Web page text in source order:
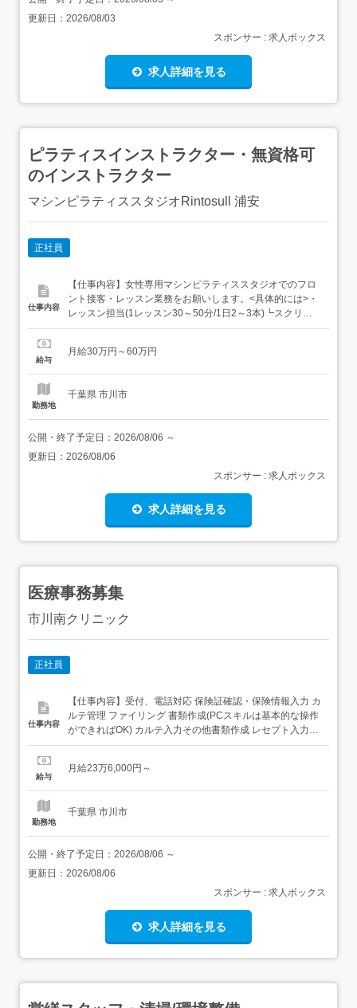
更新日： 2026/08/03
スポンサー : 求人ボックス
求人詳細を見る
ピラティスインストラクター・無資格可
のインストラクター
マシンピラティススタジオRintosull 浦安
正社員
仕事内容
【仕事内容】女性専用マシンピラティススタジオでのフロ
ント接客・レッスン業務をお願いします。<具体的には>・
レッスン担当(1レッスン30～50分/1日2～3本)┗スクリー
ン配信のレッスンで、正しいポーズへ導くサポートを行い
ど)・店舗管理(店舗清掃、在庫管理など) <インストラクタ
給与
月給30万円～60万円
勤務地
千葉県 市川市
公開・終了予定日： 2026/08/06 ～
更新日： 2026/08/06
スポンサー : 求人ボックス
求人詳細を見る
医療事務募集
市川南クリニック
正社員
仕事内容
【仕事内容】受付、電話対応 保険証確認・保険情報入力 カ
ルテ管理 ファイリング 書類作成(PCスキルは基本的な操作
ができればOK) カルテ入力その他書類作成 レセプト入力・
作成・請求・総括 請求書作成・点検 処方箋発行 【経験・
えるので安心して働くことができます。<歓迎要件> 医療事
給与
月給23万6,000円～
勤務地
千葉県 市川市
公開・終了予定日： 2026/08/06 ～
更新日： 2026/08/06
スポンサー : 求人ボックス
求人詳細を見る